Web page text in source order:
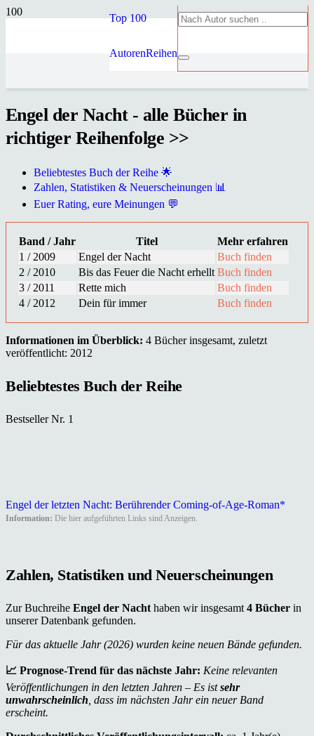
Top 100
AutorenReihen
Engel der Nacht - alle Bücher in
richtiger Reihenfolge >>
Beliebtestes Buch der Reihe 🌟
Zahlen, Statistiken & Neuerscheinungen 📊
Euer Rating, eure Meinungen 💬
Band / Jahr Titel
Mehr erfahren
1 / 2009
Engel der Nacht
Buch finden
2 / 2010
Bis das Feuer die Nacht erhellt Buch finden
3 / 2011
Rette mich
Buch finden
4 / 2012
Dein für immer Buch finden
Informationen im Überblick: 4 Bücher insgesamt, zuletzt
veröffentlicht: 2012
Beliebtestes Buch der Reihe
Bestseller Nr. 1
Engel der letzten Nacht: Berührender Coming-of-Age-Roman*
Information: Die hier aufgeführten Links sind Anzeigen.
Zahlen, Statistiken und Neuerscheinungen
Zur Buchreihe Engel der Nacht haben wir insgesamt 4 Bücher in
unserer Datenbank gefunden.
Für das aktuelle Jahr (2026) wurden keine neuen Bände gefunden.
📈 Prognose-Trend für das nächste Jahr: Keine relevanten
Veröffentlichungen in den letzten Jahren – Es istsehr
unwahrscheinlich , dass im nächsten Jahr ein neuer Band
erscheint.